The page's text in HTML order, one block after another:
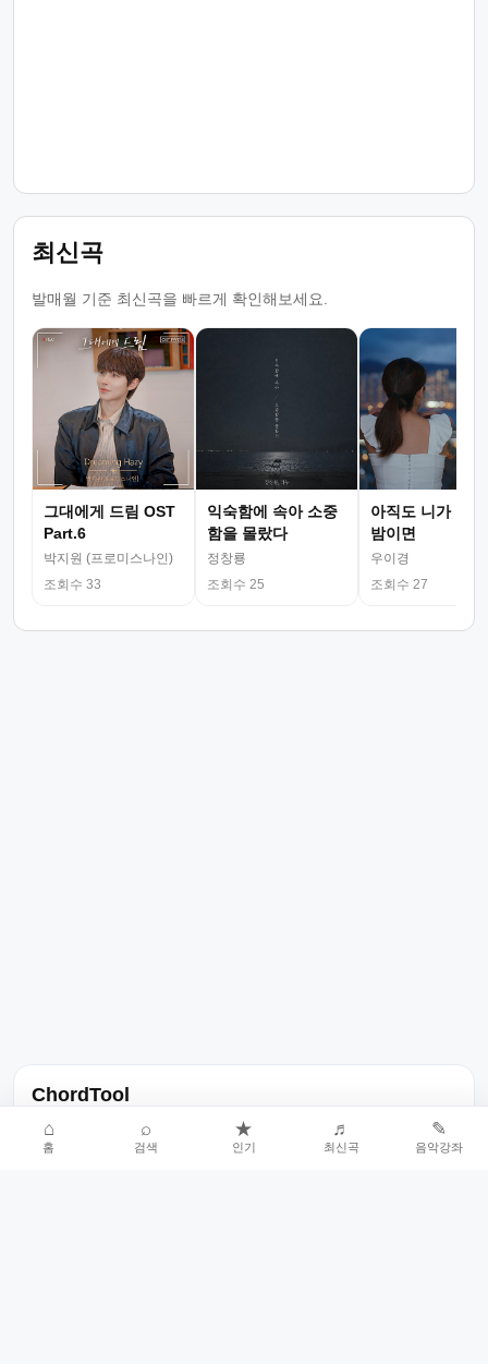
최신곡
발매월 기준 최신곡을 빠르게 확인해보세요.
그대에게 드림 OST
Part.6
박지원 (프로미스나인)
조회수 33
익숙함에 속아 소중
함을 몰랐다
정창룡
조회수 25
아직도 니가 그
밤이면
우이경
조회수 27
ChordTool
노래 가사, 곡 정보, 코드, 악보를 한곳에서 찾을 수 있는 음악 정보
서비스입니다.
⌂
홈
⌕
검색
★
인기
♬
최신곡
✎
음악강좌